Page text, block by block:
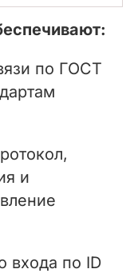
по ГОСТ
и
входа по ID